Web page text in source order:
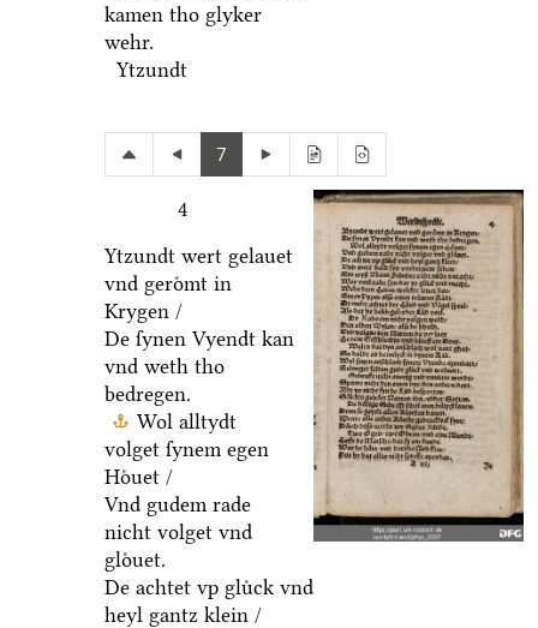
kamen tho glyker
wehr.
Ytzundt
7
4
Ytzundt wert gelauet
vnd geroͤmt in
Krygen /
De ſynen Vyendt kan
vnd weth tho
bedregen.
Wol alltydt
volget ſynem egen
Hoͤuet /
Vnd gudem rade
nicht volget vnd
gloͤuet.
De achtet vp gluͤck vnd
heyl gantz klein /